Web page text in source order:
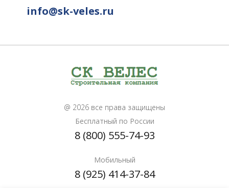
info@sk-veles.ru
@ 2026 все права защищены
Бесплатный по России
8 (800) 555-74-93
Мобильный
8 (925) 414-37-84